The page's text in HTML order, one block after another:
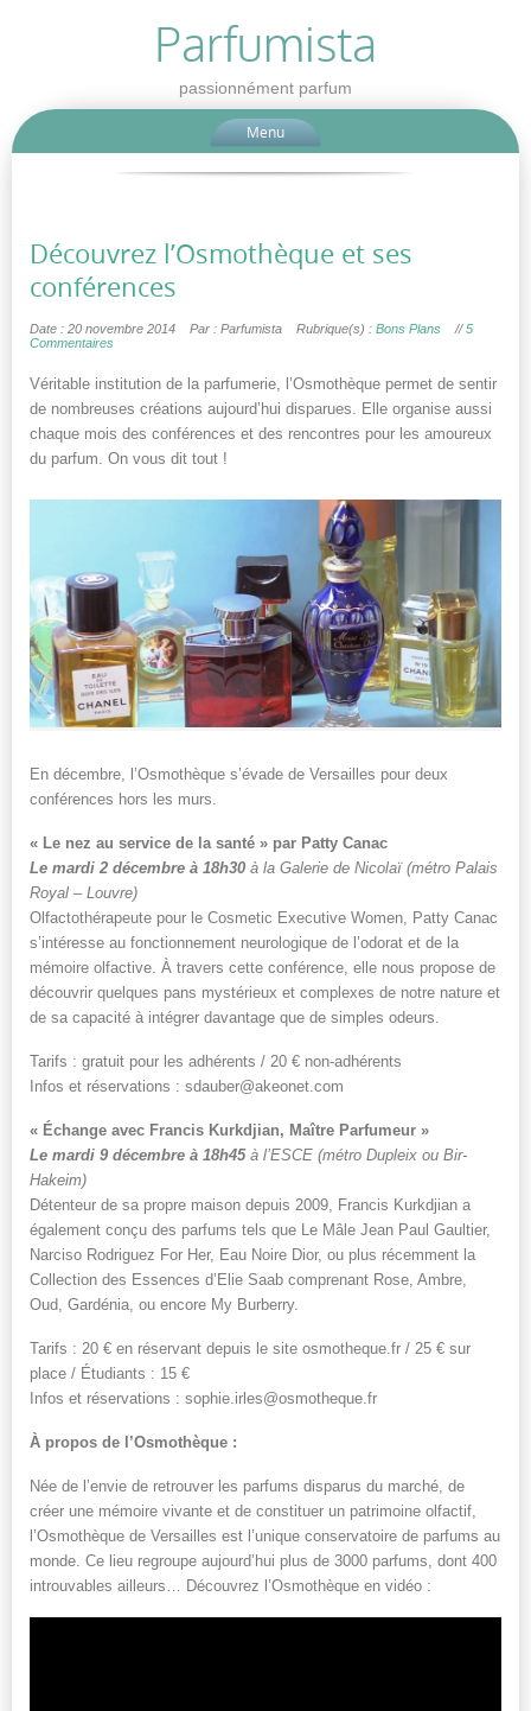
Parfumista
passionnément parfum
Menu
Découvrez l’Osmothèque et ses
conférences
Date : 20 novembre 2014 Par : Parfumista Rubrique(s) : Bons Plans //5
Commentaires
Véritable institution de la parfumerie, l’Osmothèque permet de sentir
de nombreuses créations aujourd’hui disparues. Elle organise aussi
chaque mois des conférences et des rencontres pour les amoureux
du parfum. On vous dit tout !
En décembre, l’Osmothèque s’évade de Versailles pour deux
conférences hors les murs.
« Le nez au service de la santé » par Patty Canac
Le mardi 2 décembre à 18h30 à la Galerie de Nicolaï(métro Palais
Royal – Louvre)
Olfactothérapeute pour le Cosmetic Executive Women, Patty Canac
s’intéresse au fonctionnement neurologique de l’odorat et de la
mémoire olfactive. À travers cette conférence, elle nous propose de
découvrir quelques pans mystérieux et complexes de notre nature et
de sa capacité à intégrer davantage que de simples odeurs.
Tarifs : gratuit pour les adhérents / 20 € non-adhérents
Infos et réservations : sdauber@akeonet.com
« Échange avec Francis Kurkdjian, Maître Parfumeur »
Le mardi 9 décembre à 18h45 à l’ESCE (métro Dupleix ou Bir-
Hakeim)
Détenteur de sa propre maison depuis 2009, Francis Kurkdjian a
également conçu des parfums tels que Le Mâle Jean Paul Gaultier,
Narciso Rodriguez For Her, Eau Noire Dior, ou plus récemment la
Collection des Essences d’Elie Saab comprenant Rose, Ambre,
Oud, Gardénia, ou encore My Burberry.
Tarifs : 20 € en réservant depuis le site osmotheque.fr / 25 € sur
place / Étudiants : 15 €
Infos et réservations : sophie.irles@osmotheque.fr
À propos de l’Osmothèque :
Née de l’envie de retrouver les parfums disparus du marché, de
créer une mémoire vivante et de constituer un patrimoine olfactif,
l’Osmothèque de Versailles est l’unique conservatoire de parfums au
monde. Ce lieu regroupe aujourd’hui plus de 3000 parfums, dont 400
introuvables ailleurs… Découvrez l’Osmothèque en vidéo :